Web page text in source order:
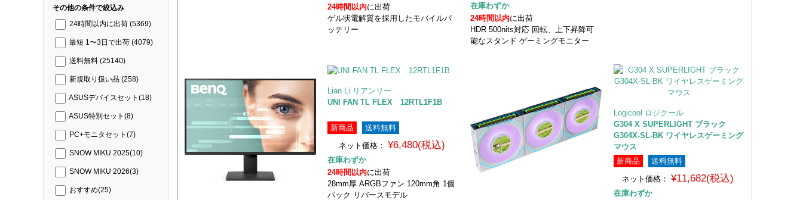
その他の条件で絞込み
24時間以内に出荷 (5369)
最短 1〜3日で出荷 (4079)
送料無料 (25140)
新規取り扱い品 (258)
ASUSデバイスセット (18)
ASUS特別セット (8)
PC+モニタセット (7)
SNOW MIKU 2025(10)
SNOW MIKU 2026(3)
おすすめ(25)
24時間以内に出荷
ゲル状電解質を採用したモバイルバ
ッテリー
在庫わずか
24時間以内に出荷
HDR 500nits対応 回転、上下昇降可
能なスタンド ゲーミングモニター
Lian Li リアンリー
UNI FAN TL FLEX 12RTL1F1B
新商品
送料無料
ネット価格： ¥6,480(税込)
在庫わずか
24時間以内に出荷
28mm厚 ARGBファン 120mm角 1個
パック リバースモデル
Logicool ロジクール
G304 X SUPERLIGHT ブラック
G304X-SL-BK ワイヤレスゲーミング
マウス
新商品
送料無料
ネット価格： ¥11,682(税込)
在庫わずか